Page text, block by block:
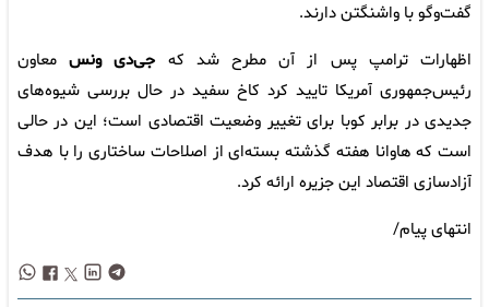
گفت‌وگو با واشنگتن دارند.
اظهارات ترامپ پس از آن مطرح شد که جی‌دی ونسمعاون
رئیس‌جمهوری آمریکا تایید کرد کاخ سفید در حال بررسی شیوه‌های
جدیدی در برابر کوبا برای تغییر وضعیت اقتصادی است؛ این در حالی
است که هاوانا هفته گذشته بسته‌ای از اصلاحات ساختاری را با هدف
آزادسازی اقتصاد این جزیره ارائه کرد.
انتهای پیام/